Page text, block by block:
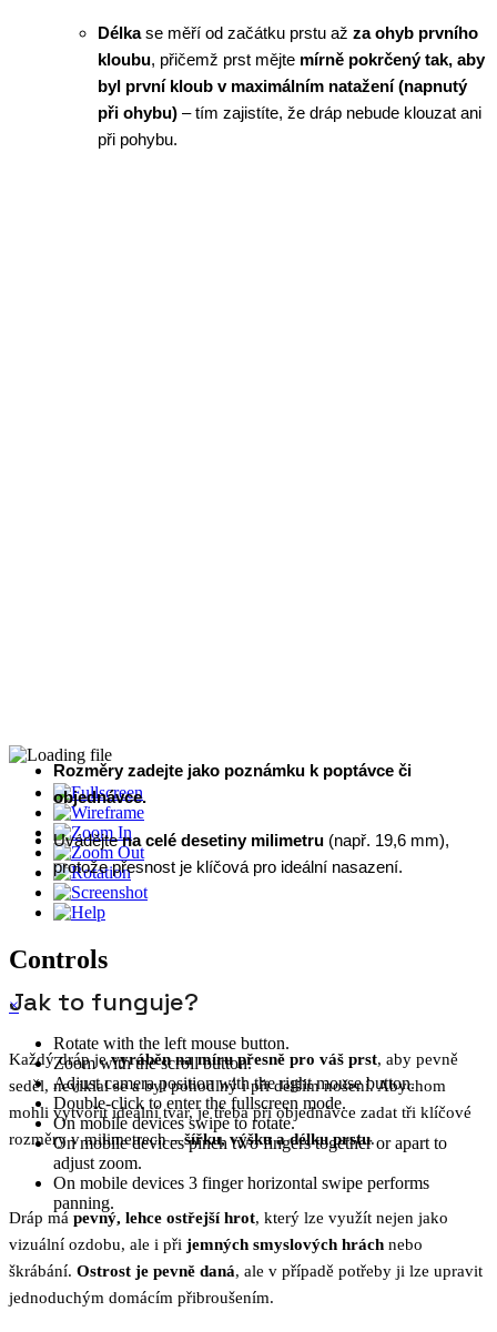
Délkase měří od začátku prstu až za ohyb prvního
kloubu, přičemž prst mějte mírně pokrčený tak, aby
byl první kloub v maximálním natažení (napnutý
při ohybu) – tím zajistíte, že dráp nebude klouzat ani
při pohybu.
Controls
×
Rotate with the left mouse button.
Zoom with the scroll button.
Adjust camera position with the right mouse button.
Double-click to enter the fullscreen mode.
On mobile devices swipe to rotate.
On mobile devices pinch two fingers together or apart to
adjust zoom.
On mobile devices 3 finger horizontal swipe performs
panning.
Rozměry zadejte jako poznámku k poptávce či
objednávce.
Uvádějtena celé desetiny milimetru (např. 19,6 mm),
protože přesnost je klíčová pro ideální nasazení.
Jak to funguje?
Každý dráp jevyráběn na míru přesně pro váš prst, aby pevně
seděl, neviklal se a byl pohodlný i při delším nošení. Abychom
mohli vytvořit ideální tvar, je třeba při objednávce zadat tři klíčové
rozměry v milimetrech –šířku, výšku a délku prstu.
Dráp má pevný, lehce ostřejší hrot, který lze využít nejen jako
vizuální ozdobu, ale i při jemných smyslových hrách nebo
škrábání. Ostrost je pevně daná, ale v případě potřeby ji lze upravit
jednoduchým domácím přibroušením.